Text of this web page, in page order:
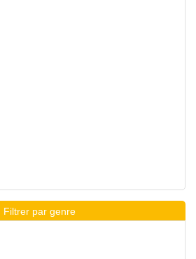
Filtrer par genre